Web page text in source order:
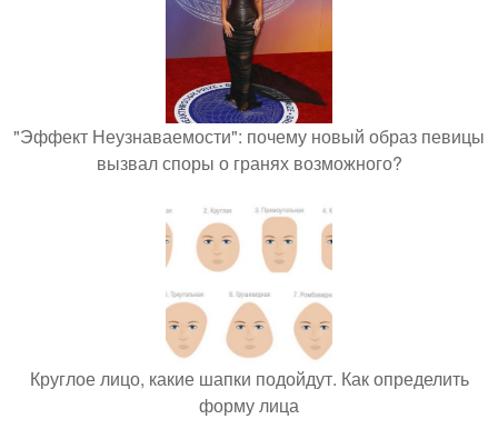
"Эффект Неузнаваемости": почему новый образ певицы
вызвал споры о гранях возможного?
Круглое лицо, какие шапки подойдут. Как определить
форму лица